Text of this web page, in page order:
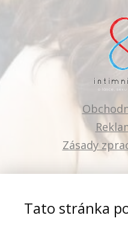
Zásady
Love and Live s.r.o.
Tato stránka